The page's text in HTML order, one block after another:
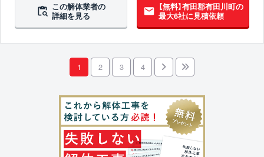
この解体業者の
詳細を見る
【無料】有田郡有田川町の
最大6社に見積依頼
1 2 3 4